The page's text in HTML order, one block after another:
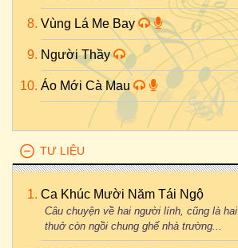
Vùng Lá Me Bay
Người Thầy
Áo Mới Cà Mau
TƯ LIỆU
Ca Khúc Mười Năm Tái Ngộ
Câu chuyện về hai người lính, cũng là
thuở còn ngồi chung ghế nhà trường...